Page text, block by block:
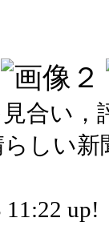
合い，
しい
11:22 up!